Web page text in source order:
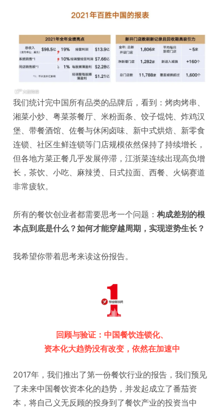
我们统计完中国所有品类的品牌后，看到：烤肉烤串、
湘菜小炒、粤菜茶餐厅、米粉面条、饺子馄饨、炸鸡汉
堡、带餐酒馆、佐餐与休闲卤味、新中式烘焙、新零食
连锁、社区生鲜连锁等门店规模依然保持了持续增长，
但各地方菜正餐几乎发展停滞，江浙菜连续出现高负增
长，茶饮、小吃、麻辣烫、日式拉面、西餐、火锅赛道
非常疲软。
所有的餐饮创业者都需要思考一个问题： 构成差别的根
本点到底是什么？如何才能穿越周期，实现逆势生长？
我希望你带着思考来读这份报告。
回顾与验证：中国餐饮连锁化、
资本化大趋势没有改变， 依然在加速中
2017年，我们推出了第一份餐饮行业的报告， 我们预见
了未来中国餐饮资本化的趋势，并发起成立了番茄资
本，将自己义无反顾的投身到了餐饮产业的投资当中